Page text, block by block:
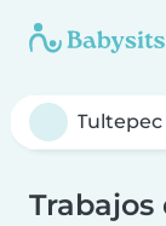
Trabajos